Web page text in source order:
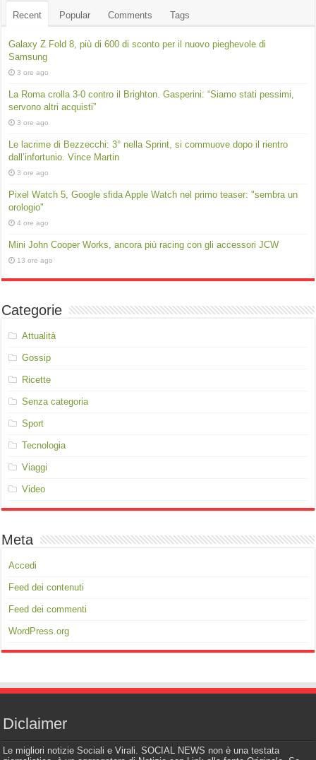
Recent Popular Comments Tags
Galaxy Z Fold 8, più di 600 di sconto per il nuovo pieghevole di
Samsung
3 ore ago
La Roma crolla 3-0 contro il Brighton. Gasperini: “Siamo stati pessimi,
servono altri acquisti”
3 ore ago
Le lacrime di Bezzecchi: 3° nella Sprint, si commuove dopo il rientro
dall’infortunio. Vince Martin
3 ore ago
Pixel Watch 5, Google sfida Apple Watch nel primo teaser: "sembra un
orologio"
4 ore ago
Mini John Cooper Works, ancora più racing con gli accessori JCW
13 ore ago
Categorie
Attualità
Gossip
Ricette
Senza categoria
Sport
Tecnologia
Viaggi
Video
Meta
Accedi
Feed dei contenuti
Feed dei commenti
WordPress.org
Diclaimer
Le migliori notizie Sociali e Virali. SOCIAL NEWS non è una testata